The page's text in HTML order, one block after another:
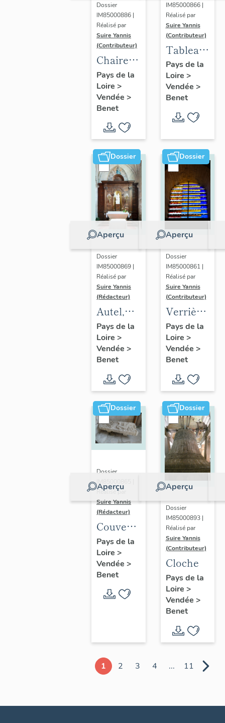
Dossier
IM85000886 |
Réalisé par
Suire Yannis
(Contributeur)
Chaire à
prêcher
Pays de la
Loire >
Vendée >
Benet
IM85000866 |
Réalisé par
Suire Yannis
(Contributeur)
Tableau :
Sainte
Famille
Pays de la
Loire >
Vendée >
Benet
Dossier
Aperçu
Dossier
IM85000869 |
Réalisé par
Suire Yannis
(Rédacteur)
Autel,
tabernacle,
retable,
statue de
Pays de la
Loire >
Vendée >
Benet
Dossier
Aperçu
Dossier
IM85000861 |
Réalisé par
Suire Yannis
(Contributeur)
Verrière
non
figurée
Pays de la
Loire >
Vendée >
Benet
Dossier
Aperçu
Dossier
Réalisé par
Suire Yannis
(Rédacteur)
Couvercle
de
sarcophage
Pays de la
Loire >
Vendée >
Benet
Dossier
Aperçu
Dossier
IM85000893 |
Réalisé par
Suire Yannis
(Contributeur)
Cloche
Pays de la
Loire >
Vendée >
Benet
1 2 3 4 ... 11